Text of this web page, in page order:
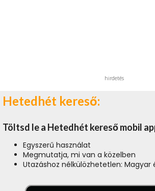
hirdetés
Hetedhét kereső:
Töltsd le a Hetedhét kereső mobil
Egyszerű használat
Megmutatja, mi van a közelben
Utazáshoz nélkülözhetetlen: Magyar